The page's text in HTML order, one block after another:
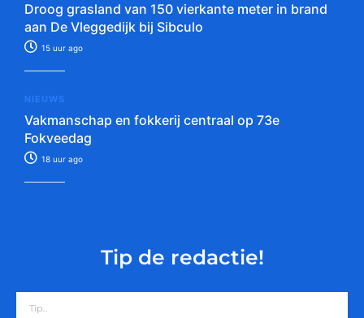
Droog grasland van 150 vierkante meter in brand
aan De Vleggedijk bij Sibculo
15 uur ago
NIEUWS
Vakmanschap en fokkerij centraal op 73e
Fokveedag
18 uur ago
Tip de redactie!